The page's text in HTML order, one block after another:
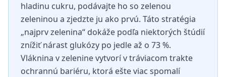
hladinu cukru, podávajte ho so zelenou
zeleninou a zjedzte ju ako prvú. Táto stratégia
„najprv zelenina“ dokáže podľa niektorých štúdií
znížiť nárast glukózy po jedle až o 73 %.
Vláknina v zelenine vytvorí v tráviacom trakte
ochrannú bariéru, ktorá ešte viac spomalí